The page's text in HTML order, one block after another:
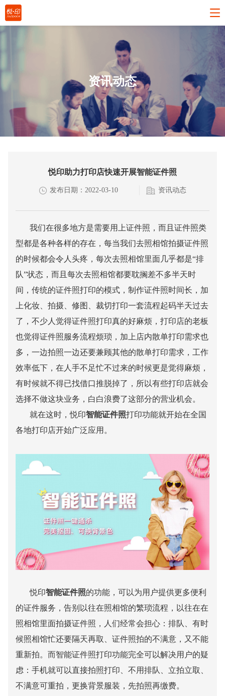
资讯动态
悦印助力打印店快速开展智能证件照
发布日期：2022-03-10 资讯动态
我们在很多地方是需要用上证件照，而且证件照类
型都是各种各样的存在，每当我们去照相馆拍摄证件照
的时候都会令人头疼，每次去照相馆里面几乎都是“排
队”状态，而且每次去照相馆都要耽搁差不多半天时
间，传统的证件照打印的模式，制作证件照时间长，加
上化妆、拍摄、修图、裁切打印一套流程起码半天过去
了，不少人觉得证件照打印真的好麻烦，打印店的老板
也觉得证件照服务流程烦琐，加上店内散单打印需求也
多，一边拍照一边还要兼顾其他的散单打印需求，工作
效率低下，在人手不足忙不过来的时候更是觉得麻烦，
有时候就不得已找借口推脱掉了，所以有些打印店就会
选择不做这块业务，白白浪费了这部分的营业机会。
就在这时，悦印智能证件照打印功能就开始在全国
各地打印店开始广泛应用。
悦印智能证件照的功能，可以为用户提供更多便利
的证件服务，告别以往在照相馆的繁琐流程，以往在在
照相馆里面拍摄证件照，人们经常会担心：排队、有时
候照相馆忙还要隔天再取、证件照拍的不满意，又不能
重新拍。而智能证件照打印功能完全可以解决用户的疑
虑：手机就可以直接拍照打印、不用排队、立拍立取、
不满意可重拍，更换背景服装，先拍照再缴费。